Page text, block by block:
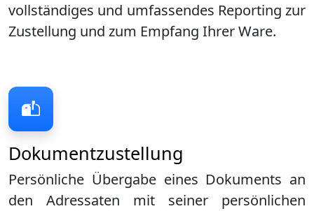
Dokumentzustellung
Persönliche Übergabe eines Dokuments an
den Adressaten mit seiner persönlichen
vollständiges und umfassendes Reporting zur
Zustellung und zum Empfang Ihrer Ware.